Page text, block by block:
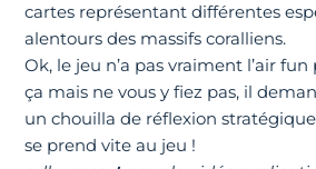
cartes représentant différentes
alentours des massifs coralliens.
Ok, le jeu n’a pas vraiment l’air
ça mais ne vous y fiez pas, il
un chouilla de réflexion
se prend vite au jeu !